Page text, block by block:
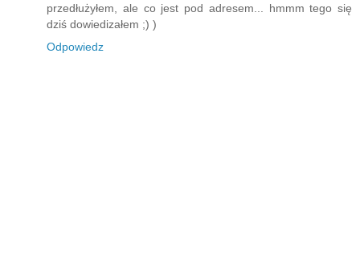
przedłużyłem, ale co jest pod adresem... hmmm tego się
dziś dowiedizałem ;) )
Odpowiedz